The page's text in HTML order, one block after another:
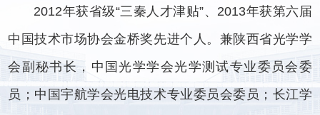
2012年获省级“三秦人才津贴”、2013年获第六届
中国技术市场协会金桥奖先进个人。兼陕西省光学学
会副秘书长，中国光学学会光学测试专业委员会委
员；中国宇航学会光电技术专业委员会委员；长江学